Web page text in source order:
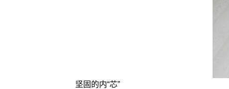
坚固的内“芯”